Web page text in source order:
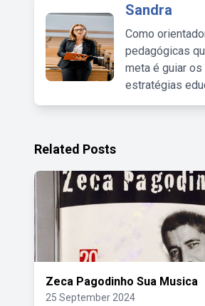
Sandra
Como
pedagógicas
meta é guiar
estratégias
Related Posts
Zeca Pagodinho Sua Musica
25 September 2024